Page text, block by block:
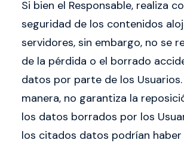
Si bien el Responsable, realiza
seguridad de los contenidos
servidores, sin embargo, no se
de la pérdida o el borrado
datos por parte de los Usuarios.
manera, no garantiza la
los datos borrados por los
los citados datos podrían haber